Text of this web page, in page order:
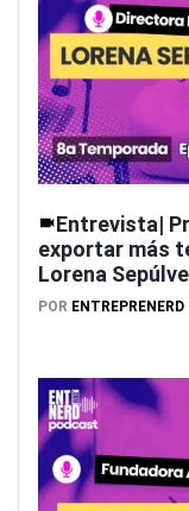
Entrevista|
exportar más
Lorena
POR ENTREPRENERD